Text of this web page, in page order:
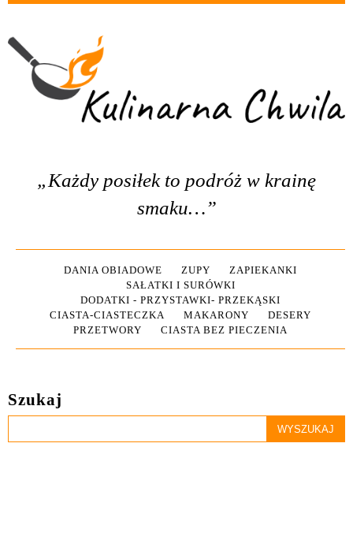
„Każdy posiłek to podróż w krainę
smaku…”
DANIA OBIADOWE ZUPY
ZAPIEKANKI
SAŁATKI I SURÓWKI
DODATKI - PRZYSTAWKI- PRZEKĄSKI
CIASTA-CIASTECZKA
MAKARONY
DESERY
PRZETWORY
CIASTA BEZ PIECZENIA
Szukaj